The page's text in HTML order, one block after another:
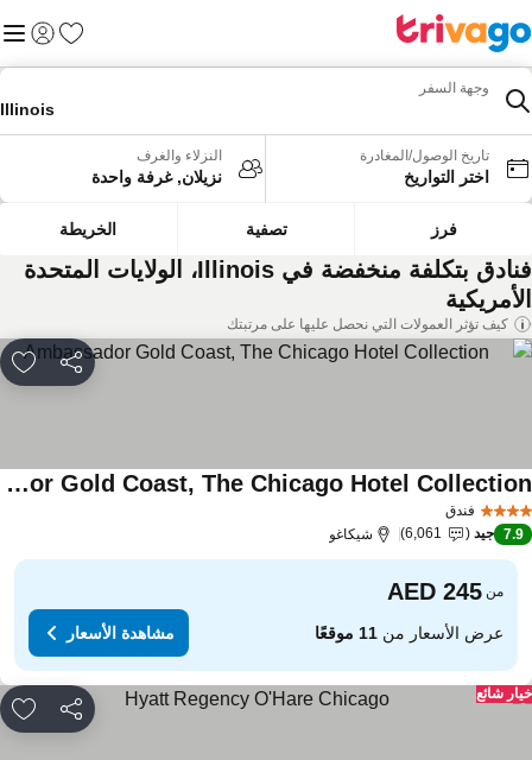
المفضلة
تسجيل
وجهة السفر
Illinois
تاريخ الوصول/المغادرة
اختر التواريخ
النزلاء والغرف
نزيلان, غرفة واحدة
فرز تصفية الخريطة
فنادق بتكلفة منخفضة في Illinois، الولايات المتحدة
كيف تؤثر العمولات التي نحصل عليها على مرتبتك
مشاركة
فندق
Ambassador Gold Coast, The Chicago Hotel Collection
7.9 جيد 6,061 شيكاغو
من
عرض الأسعار من11 موقعًا مشاهدة الأسعار
مشاركة
شائع